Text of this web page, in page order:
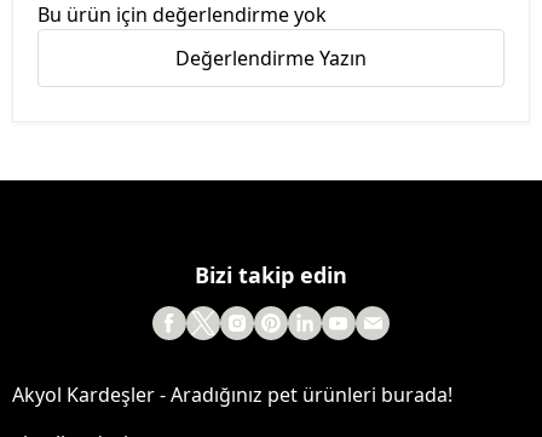
Bu ürün için değerlendirme yok
Değerlendirme Yazın
Bizi takip edin
Akyol Kardeşler - Aradığınız pet ürünleri burada!